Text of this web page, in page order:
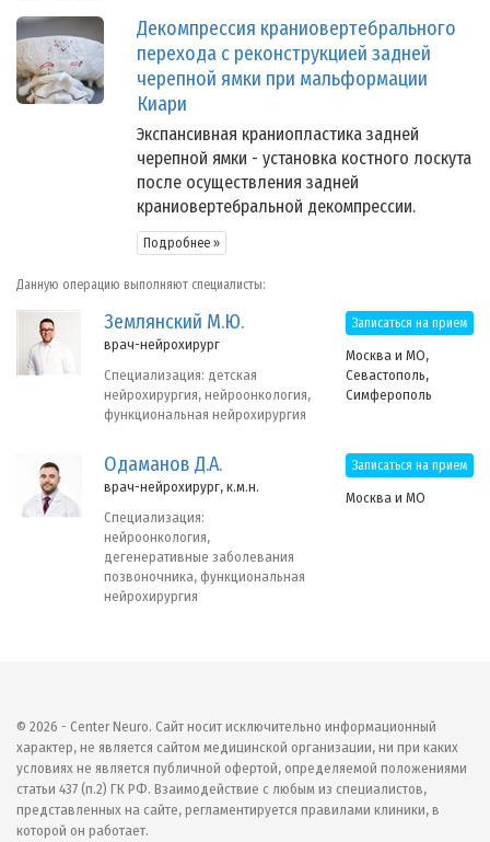
Декомпрессия краниовертебрального
перехода с реконструкцией задней
черепной ямки при мальформации
Киари
Экспансивная краниопластика задней
черепной ямки - установка костного лоскута
после осуществления задней
краниовертебральной декомпрессии.
Подробнее »
Данную операцию выполняют специалисты:
Землянский М.Ю.
врач-нейрохирург
Специализация: детская
нейрохирургия, нейроонкология,
функциональная нейрохирургия
Записаться на прием
Москва и МО,
Севастополь,
Симферополь
Одаманов Д.А.
врач-нейрохирург, к.м.н.
Специализация:
нейроонкология,
дегенеративные заболевания
позвоночника, функциональная
нейрохирургия
Записаться на прием
Москва и МО
© 2026 - Center Neuro. Сайт носит исключительно информационный
характер, не является сайтом медицинской организации, ни при каких
условиях не является публичной офертой, определяемой положениями
статьи 437 (п.2) ГК РФ. Взаимодействие с любым из специалистов,
представленных на сайте, регламентируется правилами клиники, в
которой он работает.